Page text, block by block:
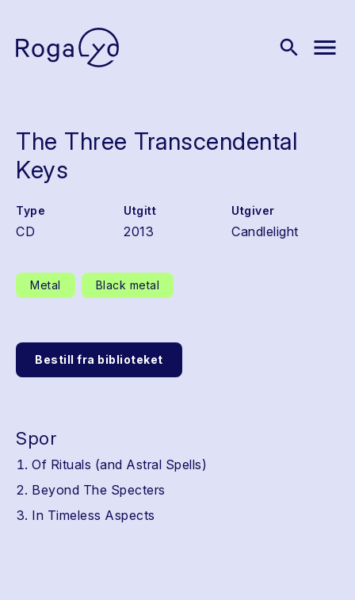
search menu
The Three Transcendental
Keys
Type
CD
Utgitt
2013
Utgiver
Candlelight
Metal Black metal
Bestill fra biblioteket
Spor
Of Rituals (and Astral Spells)
Beyond The Specters
In Timeless Aspects